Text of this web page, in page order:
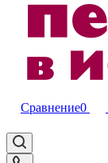
Сравнение0